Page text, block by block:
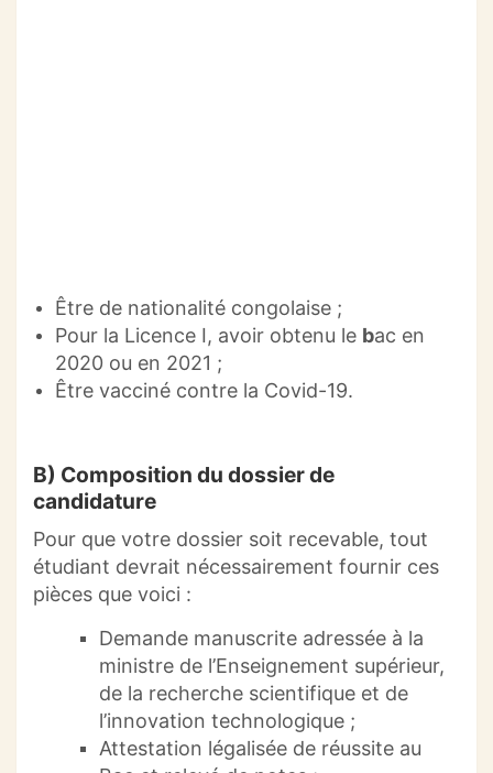
Être de nationalité congolaise ;
Pour la Licence I, avoir obtenu le bac en
2020 ou en 2021 ;
Être vacciné contre la Covid-19.
B) Composition du dossier de
candidature
Pour que votre dossier soit recevable, tout
étudiant devrait nécessairement fournir ces
pièces que voici :
Demande manuscrite adressée à la
ministre de l’Enseignement supérieur,
de la recherche scientifique et de
l’innovation technologique ;
Attestation légalisée de réussite au